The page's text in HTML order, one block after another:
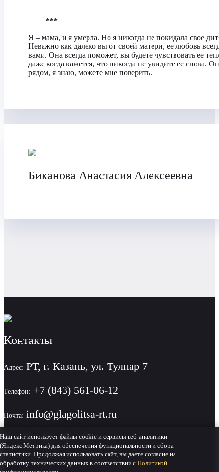
***
Я – мама, и я умерла. Но я никогда не покидала свое
Неважно как далеко вы от своей матери, ее любовь
вами. Она всегда поможет, вы будете чувствовать ее
даже когда кажется, что никогда не увидите ее снова.
рядом, я знаю, можете мне поверить.
Биканова Анастасия Алексеевна
Контакты
Адрес: РТ, г. Казань, ул. Тулпар 7
Телефон: +7 (843) 561-06-12
Почта: info@glagolitsa-rt.ru
Политика конфиденциальности
Наш сайт использует файлы cookie и сервисы веб-аналитики
(Яндекс Метрика) для обеспечения функциональности и сбора
статистики. Продолжая использовать сайт, вы даете согласие на
обработку технических данных в соответствии с Политикой